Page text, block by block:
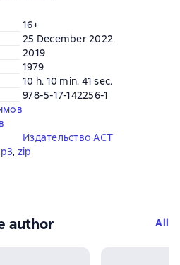
16+
25 December 2022
2019
1979
10 h. 10 min. 41 sec.
978-5-17-142256-1
Издательство АСТ
, zip
author All